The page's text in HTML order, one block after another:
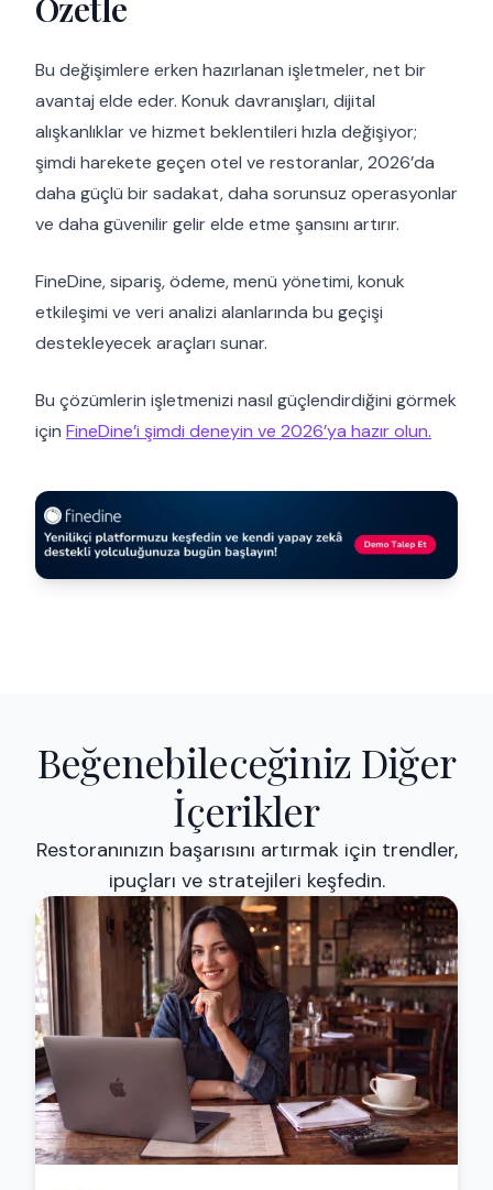
Özetle
Bu değişimlere erken hazırlanan işletmeler, net bir
avantaj elde eder. Konuk davranışları, dijital
alışkanlıklar ve hizmet beklentileri hızla değişiyor;
şimdi harekete geçen otel ve restoranlar, 2026’da
daha güçlü bir sadakat, daha sorunsuz operasyonlar
ve daha güvenilir gelir elde etme şansını artırır.
FineDine, sipariş, ödeme, menü yönetimi, konuk
etkileşimi ve veri analizi alanlarında bu geçişi
destekleyecek araçları sunar.
Bu çözümlerin işletmenizi nasıl güçlendirdiğini görmek
için FineDine’i şimdi deneyin ve 2026’ya hazır olun.
Beğenebileceğiniz Diğer
İçerikler
Restoranınızın başarısını artırmak için trendler,
ipuçları ve stratejileri keşfedin.